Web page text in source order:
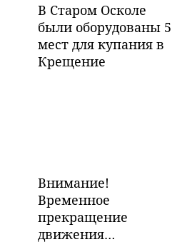
В Старом Осколе
были оборудованы 5
мест для купания в
Крещение
Внимание!
Временное
прекращение
движения